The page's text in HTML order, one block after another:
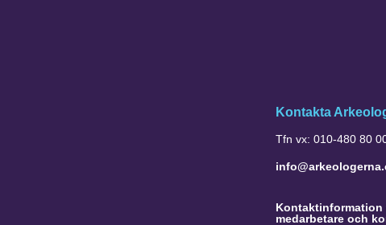
Kontakta
Tfn vx: 010-480 80
Kontaktinformation
medarbetare och